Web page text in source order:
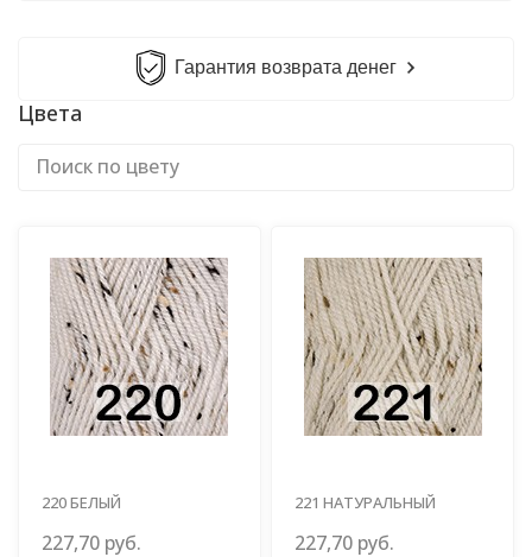
Гарантия возврата денег
Цвета
220 БЕЛЫЙ
227,70 руб.
221 НАТУРАЛЬНЫЙ
227,70 руб.